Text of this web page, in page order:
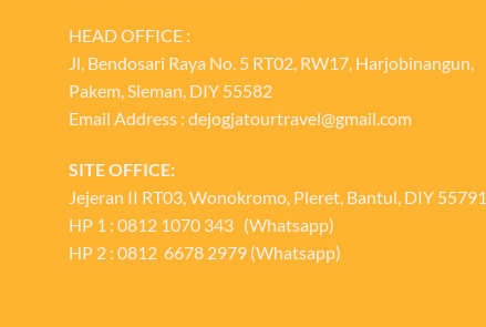
HEAD OFFICE :
Jl, Bendosari Raya No. 5 RT02, RW17, Harjobinangun,
Pakem, Sleman, DIY 55582
Email Address : dejogjatourtravel@gmail.com
SITE OFFICE:
Jejeran II RT03, Wonokromo, Pleret, Bantul, DIY 55791
HP 1 : 0812 1070 343 (Whatsapp)
HP 2 : 0812 6678 2979 (Whatsapp)